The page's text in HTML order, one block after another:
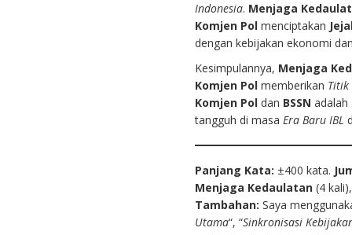
Indonesia. Menjaga
Komjen Pol menciptakan
dengan kebijakan ekonomi
Kesimpulannya, Menjaga
Komjen Pol memberikan Titik
Komjen Pol dan BSSN adalah
tangguh di masaEra Baru IBL
Panjang Kata: ±400 kata.
Menjaga Kedaulatan (4
Tambahan: Saya
Utama“, “Sinkronisasi